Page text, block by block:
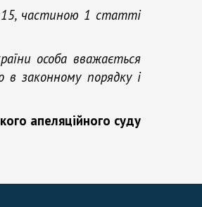
,частиною 1 статті
особа вважається
в законному порядку і
апеляційного суду